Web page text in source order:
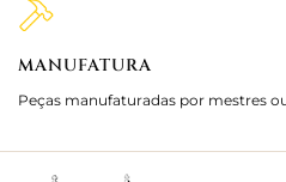
MANUFATURA
Peças manufaturadas por mestres